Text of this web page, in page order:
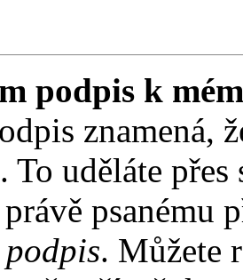
podpis k
znamená,
uděláte
psanému
. Můžete